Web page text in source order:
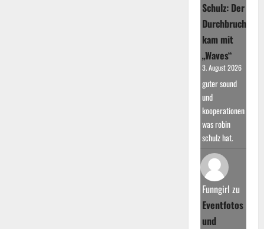
Schulz: Der
Durchbruch
kam mit
„Waves“
3. August 2026
guter sound
und
kooperationen
was robin
schulz hat.
Funngirl zu
Eventfotos
und